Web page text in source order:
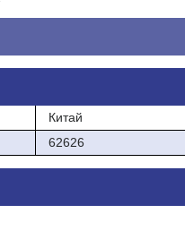
Китай
62626